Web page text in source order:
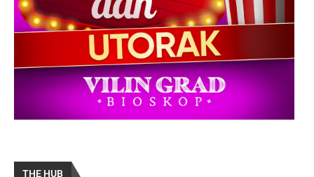
THE HUB